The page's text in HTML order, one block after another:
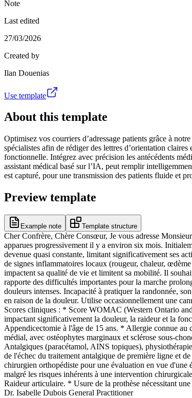
Note
Last edited
27/03/2026
Created by
Ilan Douenias
Use template
About this template
Optimisez vos courriers d’adressage patients grâce à
spécialistes afin de rédiger des lettres d’orientation
fonctionnelle. Intégrez avec précision les antécédents
assistant médical basé sur l’IA, peut remplir
est capturé, pour une transmission des patients fluide et
Preview template
Example note Template structure
Cher Confrère, Chère Consœur, Je vous adresse
apparues progressivement il y a environ six mois.
devenue quasi constante, limitant significativement ses
de signes inflammatoires locaux (rougeur, chaleur,
impactent sa qualité de vie et limitent sa mobilité. Il
rapporte des difficultés importantes pour la marche
douleurs intenses. Incapacité à pratiquer la randonnée,
en raison de la douleur. Utilise occasionnellement une
Scores cliniques : * Score WOMAC (Western Ontario
impactant significativement la douleur, la raideur et la
Appendicectomie à l'âge de 15 ans. * Allergie connue
médial, avec ostéophytes marginaux et sclérose sous-
Antalgiques (paracétamol, AINS topiques),
de l'échec du traitement antalgique de première ligne et
chirurgien orthopédiste pour une évaluation en vue
malgré les risques inhérents à une intervention
Raideur articulaire. * Usure de la prothèse nécessitant
Dr. Isabelle Dubois General Practitioner